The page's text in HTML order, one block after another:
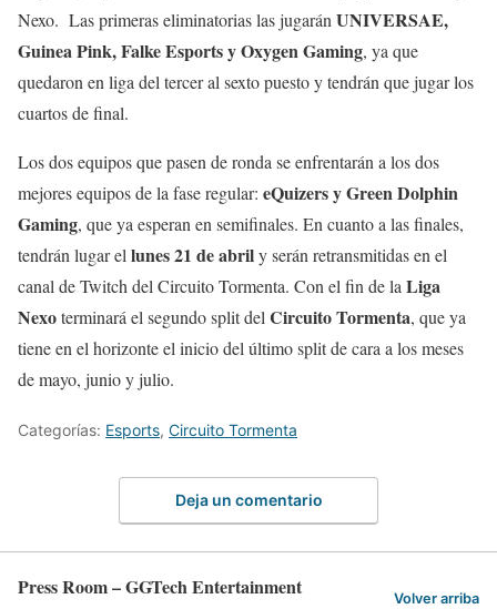
Nexo. Las primeras eliminatorias las jugaránUNIVERSAE,
Guinea Pink, Falke Esports y Oxygen Gaming, ya que
quedaron en liga del tercer al sexto puesto y tendrán que jugar los
cuartos de final.
Los dos equipos que pasen de ronda se enfrentarán a los dos
mejores equipos de la fase regular: eQuizers y Green Dolphin
Gaming, que ya esperan en semifinales. En cuanto a las finales,
tendrán lugar ellunes 21 de abrily serán retransmitidas en el
canal de Twitch del Circuito Tormenta. Con el fin de laLiga
Nexoterminará el segundo split delCircuito Tormenta, que ya
tiene en el horizonte el inicio del último split de cara a los meses
de mayo, junio y julio.
Categorías: Esports, Circuito Tormenta
Deja un comentario
Press Room – GGTech Entertainment Volver arriba